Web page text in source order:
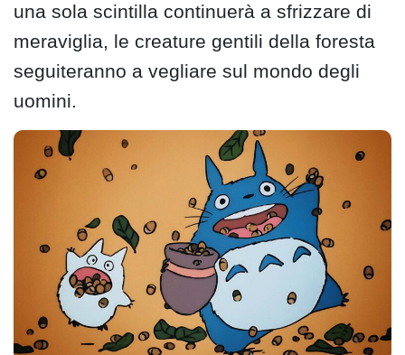
una sola scintilla continuerà a sfrizzare di
meraviglia, le creature gentili della foresta
seguiteranno a vegliare sul mondo degli
uomini.